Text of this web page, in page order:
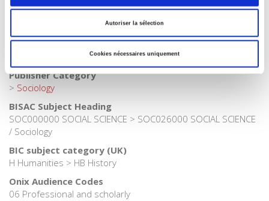
Autoriser la sélection
Cookies nécessaires uniquement
Publisher Category
Publisher Category
Publisher Category
> Sociology
BISAC Subject Heading
SOC000000 SOCIAL SCIENCE > SOC026000 SOCIAL SCIENCE
/ Sociology
BIC subject category (UK)
H Humanities > HB History
Onix Audience Codes
06 Professional and scholarly